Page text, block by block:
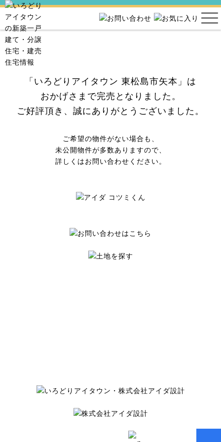
「いろどりアイタウン 東松島市矢本」は
おかげさまで完売となりました。
ご好評頂き、誠にありがとうございました。
ご希望の物件がない場合も、
未公開物件が多数ありますので、
詳しくはお問い合わせください。